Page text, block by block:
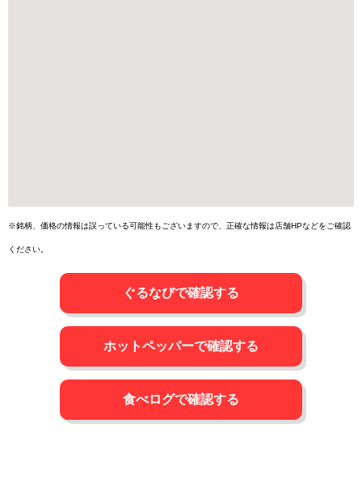
※銘柄、価格の情報は誤っている可能性もございますので、正確な情報は店舗HPなどをご確認
ください。
ぐるなびで確認する
ホットペッパーで確認する
食べログで確認する